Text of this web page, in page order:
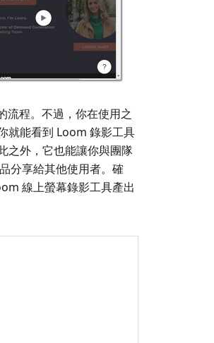
流程。不過，你在使用之
就能看到 Loom 錄影工具
之外，它也能讓你與團隊
分享給其他使用者。確
線上螢幕錄影工具產出